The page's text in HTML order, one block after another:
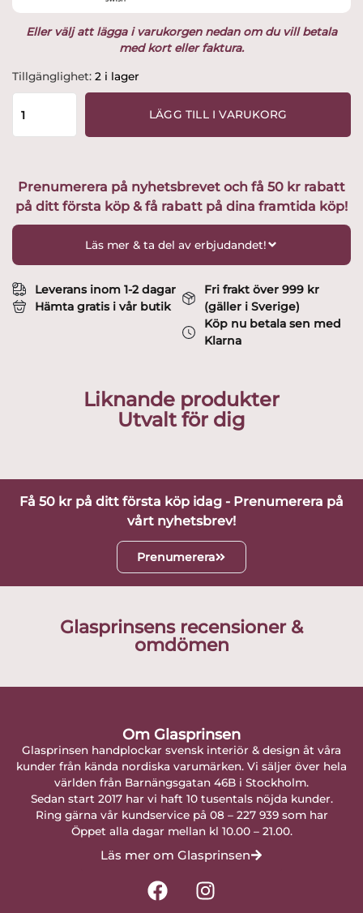
Eller välj att lägga i varukorgen nedan om du vill betala
med kort eller faktura.
Tillgänglighet: 2 i lager
Kosta
boda
Design
Ellis
Bergh
LÄGG TILL I VARUKORG
Prenumerera på nyhetsbrevet och få 50 kr rabatt
på ditt första köp & få rabatt på dina framtida köp!
Läs mer & ta del av erbjudandet!
Leverans inom 1-2 dagar
Hämta gratis i vår butik
Fri frakt över 999 kr
(gäller i Sverige)
Köp nu betala sen med
Klarna
Liknande produkter
Utvalt för dig
Få 50 kr på ditt första köp idag - Prenumerera på
vårt nyhetsbrev!
Prenumerera
Glasprinsens recensioner &
omdömen
Om Glasprinsen
Glasprinsen handplockar svensk interiör & design åt våra
kunder från kända nordiska varumärken. Vi säljer över hela
världen från Barnängsgatan 46B i Stockholm.
Sedan start 2017 har vi haft 10 tusentals nöjda kunder.
Ring gärna vår kundservice på 08 – 227 939 som har
Öppet alla dagar mellan kl 10.00 – 21.00.
Läs mer om Glasprinsen
F
a
I
n